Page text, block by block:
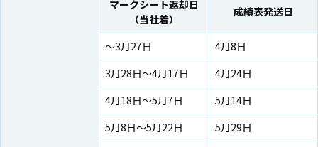
マークシート返却日
（当社着）
成績表発送日
～3月27日
4月8日
3月28日～4月17日
4月24日
4月18日～5月7日
5月14日
5月8日～5月22日
5月29日